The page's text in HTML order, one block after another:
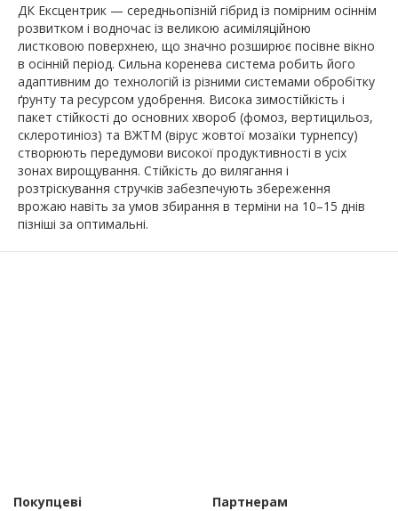
ДК Ексцентрик — середньопізній гібрид із помірним осіннім
розвитком і водночас із великою асиміляційною
листковою поверхнею, що значно розширює посівне вікно
в осінній період. Сильна коренева система робить його
адаптивним до технологій із різними системами обробітку
ґрунту та ресурсом удобрення. Висока зимостійкість і
пакет стійкості до основних хвороб (фомоз, вертицильоз,
склеротиніоз) та ВЖТМ (вірус жовтої мозаїки турнепсу)
створюють передумови високої продуктивності в усіх
зонах вирощування. Стійкість до вилягання і
розтріскування стручків забезпечують збереження
врожаю навіть за умов збирання в терміни на 10–15 днів
пізніші за оптимальні.
Покупцеві
Партнерам